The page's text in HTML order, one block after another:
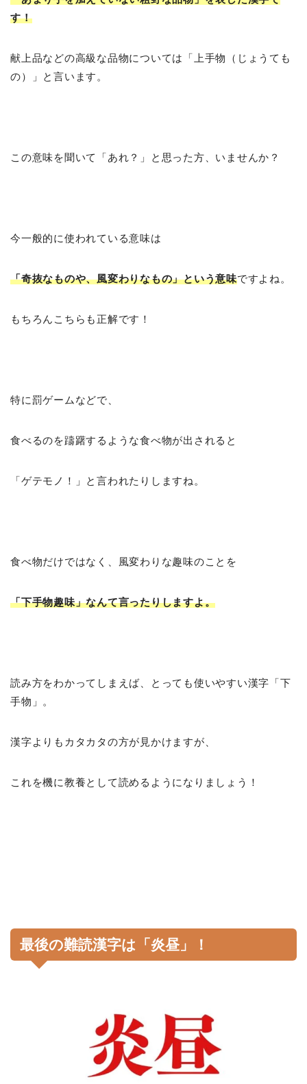
す！
献上品などの高級な品物については「上手物（じょうても
の）」と言います。
この意味を聞いて「あれ？」と思った方、いませんか？
今一般的に使われている意味は
「奇抜なものや、風変わりなもの」という意味ですよね。
もちろんこちらも正解です！
特に罰ゲームなどで、
食べるのを躊躇するような食べ物が出されると
「ゲテモノ！」と言われたりしますね。
食べ物だけではなく、風変わりな趣味のことを
「下手物趣味」なんて言ったりしますよ。
読み方をわかってしまえば、とっても使いやすい漢字「下
手物」。
漢字よりもカタカタの方が見かけますが、
これを機に教養として読めるようになりましょう！
最後の難読漢字は「炎昼」！